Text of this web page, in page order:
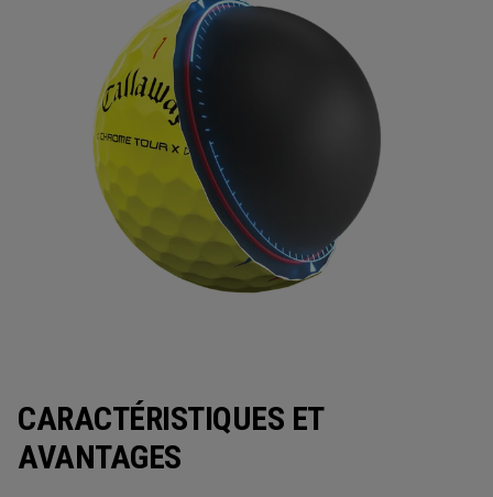
CARACTÉRISTIQUES ET
AVANTAGES